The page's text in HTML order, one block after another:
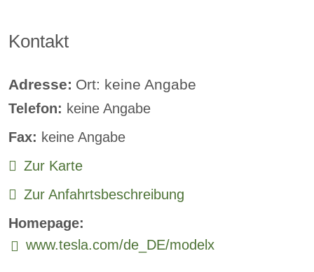
Lederlenkrad:
Standheizung:
verfügbar
Sprachsteuerung:
Rückfahrkamera
Sitzheizung vorne:
Sitzheizung hinten:
verfügbar
Freisprecheinrichtung:
Kontakt
Adresse: Ort: keine Angabe
Telefon: keine Angabe
Fax: keine Angabe
Zur Karte
Zur Anfahrtsbeschreibung
Homepage:
www.tesla.com/de_DE/modelx